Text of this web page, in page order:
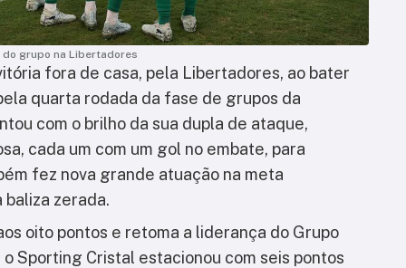
grupo na Libertadores
fora de casa, pela Libertadores, ao bater
quarta rodada da fase de grupos da
com o brilho da sua dupla de ataque,
cada um com um gol no embate, para
fez nova grande atuação na meta
baliza zerada.
oito pontos e retoma a liderança do Grupo
Sporting Cristal estacionou com seis pontos